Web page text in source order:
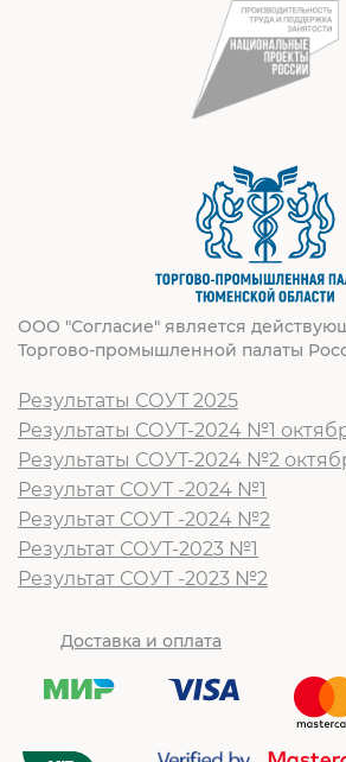
ООО "Согласие" является
Торгово-промышленной палаты
Результаты СОУТ 2025
Результаты СОУТ-2024 №1
Результаты СОУТ-2024 №2
Результат СОУТ -2024 №1
Результат СОУТ -2024 №2
Результат СОУТ-2023 №1
Результат СОУТ -2023 №2
Доставка и оплата